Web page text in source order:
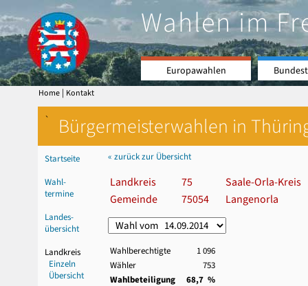
Wahlen im
Europawahlen
Home | Kontakt
` Bürgermeisterwahlen in
Startseite
Wahl-
termine
Landes-
übersicht
Landkreis
Einzeln
Übersicht
« zurück zur Übersicht
Landkreis 75
Saale-Orla-Kreis
Gemeinde
75054 Langenorla
Wahlberechtigte
1 096
Wähler
753
Wahlbeteiligung
68,7 %